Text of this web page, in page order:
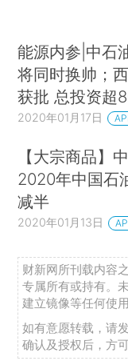
能源内参|中石
将同时换帅；
获批 总投资超
2020年01月17日
【大宗商品】
2020年中国石
减半
2020年01月13日
财新网所刊载内容
专属所有或持有。
建立镜像等任何使用
如有意愿转载，请
确认及授权后，方可